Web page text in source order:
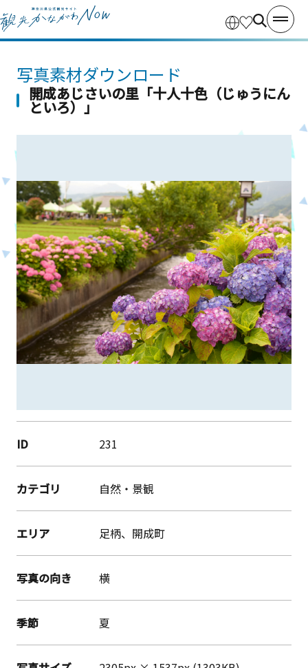
写真素材ダウンロード
開成あじさいの里「十人十色（じゅうにん
といろ）」
ID 231
カテゴリ 自然・景観
エリア 足柄、開成町
写真の向き 横
季節 夏